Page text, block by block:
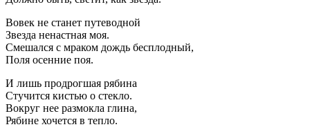
Вовек не станет путеводной
Звезда ненастная моя.
Смешался с мраком дождь бесплодный,
Поля осенние поя.
И лишь продрогшая рябина
Стучится кистью о стекло.
Вокруг нее размокла глина,
Рябине хочется в тепло.